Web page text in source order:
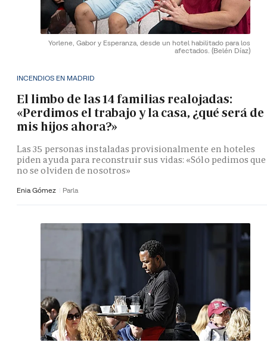
Yorlene, Gabor y Esperanza, desde un hotel habilitado para los
afectados. (Belén Díaz)
INCENDIOS EN MADRID
El limbo de las 14 familias realojadas:
«Perdimos el trabajo y la casa, ¿qué será de
mis hijos ahora?»
Las 35 personas instaladas provisionalmente en hoteles
piden ayuda para reconstruir sus vidas: «Sólo pedimos que
no se olviden de nosotros»
Enia Gómez Parla